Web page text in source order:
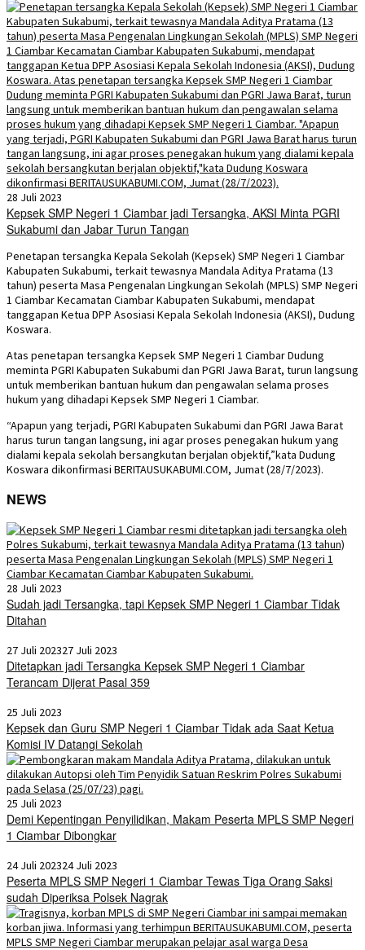
28 Juli 2023
Kepsek SMP Negeri 1 Ciambar jadi Tersangka, AKSI Minta PGRI
Sukabumi dan Jabar Turun Tangan
Penetapan tersangka Kepala Sekolah (Kepsek) SMP Negeri 1 Ciambar
Kabupaten Sukabumi, terkait tewasnya Mandala Aditya Pratama (13
tahun) peserta Masa Pengenalan Lingkungan Sekolah (MPLS) SMP Negeri
1 Ciambar Kecamatan Ciambar Kabupaten Sukabumi, mendapat
tanggapan Ketua DPP Asosiasi Kepala Sekolah Indonesia (AKSI), Dudung
Koswara.
Atas penetapan tersangka Kepsek SMP Negeri 1 Ciambar Dudung
meminta PGRI Kabupaten Sukabumi dan PGRI Jawa Barat, turun langsung
untuk memberikan bantuan hukum dan pengawalan selama proses
hukum yang dihadapi Kepsek SMP Negeri 1 Ciambar.
“Apapun yang terjadi, PGRI Kabupaten Sukabumi dan PGRI Jawa Barat
harus turun tangan langsung, ini agar proses penegakan hukum yang
dialami kepala sekolah bersangkutan berjalan objektif,”kata Dudung
Koswara dikonfirmasi BERITAUSUKABUMI.COM, Jumat (28/7/2023).
NEWS
28 Juli 2023
Sudah jadi Tersangka, tapi Kepsek SMP Negeri 1 Ciambar Tidak
Ditahan
27 Juli 202327 Juli 2023
Ditetapkan jadi Tersangka Kepsek SMP Negeri 1 Ciambar
Terancam Dijerat Pasal 359
25 Juli 2023
Kepsek dan Guru SMP Negeri 1 Ciambar Tidak ada Saat Ketua
Komisi IV Datangi Sekolah
25 Juli 2023
Demi Kepentingan Penyilidikan, Makam Peserta MPLS SMP Negeri
1 Ciambar Dibongkar
24 Juli 202324 Juli 2023
Peserta MPLS SMP Negeri 1 Ciambar Tewas Tiga Orang Saksi
sudah Diperiksa Polsek Nagrak